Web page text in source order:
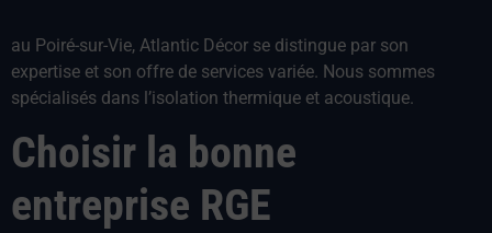
au Poiré-sur-Vie, Atlantic Décor se distingue par son
expertise et son offre de services variée. Nous sommes
spécialisés dans l’isolation thermique et acoustique.
Choisir la bonne
entreprise RGE